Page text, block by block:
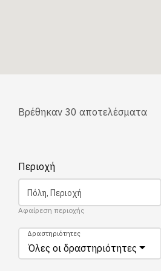
Βρέθηκαν 30 αποτελέσματα
Περιοχή
Πόλη, Περιοχή
Αφαίρεση περιοχής
Όλες οι δραστηριότητες
Δραστηριότητες